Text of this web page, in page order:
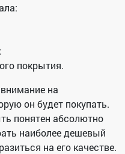
покрытия.
на
он будет покупать.
понятен абсолютно
наиболее дешевый
на его качестве.